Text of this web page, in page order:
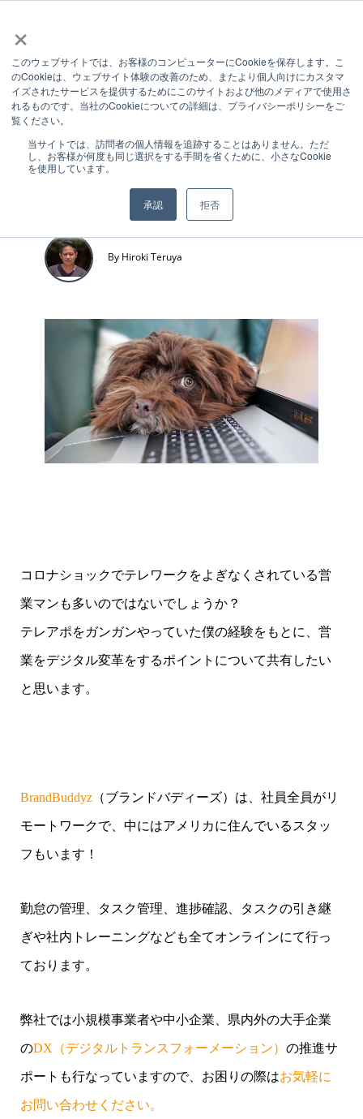
×
このウェブサイトでは、お客様のコンピューターにCookieを保存します。こ
のCookieは、ウェブサイト体験の改善のため、またより個人向けにカスタマ
イズされたサービスを提供するためにこのサイトおよび他のメディアで使用さ
れるものです。当社のCookieについての詳細は、プライバシーポリシーをご
覧ください。
当サイトでは、訪問者の個人情報を追跡することはありません。ただ
し、お客様が何度も同じ選択をする手間を省くために、小さなCookie
を使用しています。
承認 拒否
1 MIN READ
テレワーク営
業の進め方
By Hiroki Teruya
コロナショックでテレワークをよぎなくされている営
業マンも多いのではないでしょうか？
テレアポをガンガンやっていた僕の経験をもとに、営
業をデジタル変革をするポイントについて共有したい
と思います。
BrandBuddyz（ブランドバディーズ）は、社員全員がリ
モートワークで、中にはアメリカに住んでいるスタッ
フもいます！
勤怠の管理、タスク管理、進捗確認、タスクの引き継
ぎや社内トレーニングなども全てオンラインにて行っ
ております。
弊社では小規模事業者や中小企業、県内外の大手企業
のDX （デジタルトランスフォーメーション） の推進サ
ポートも行なっていますので、お困りの際はお気軽に
お問い合わせください。